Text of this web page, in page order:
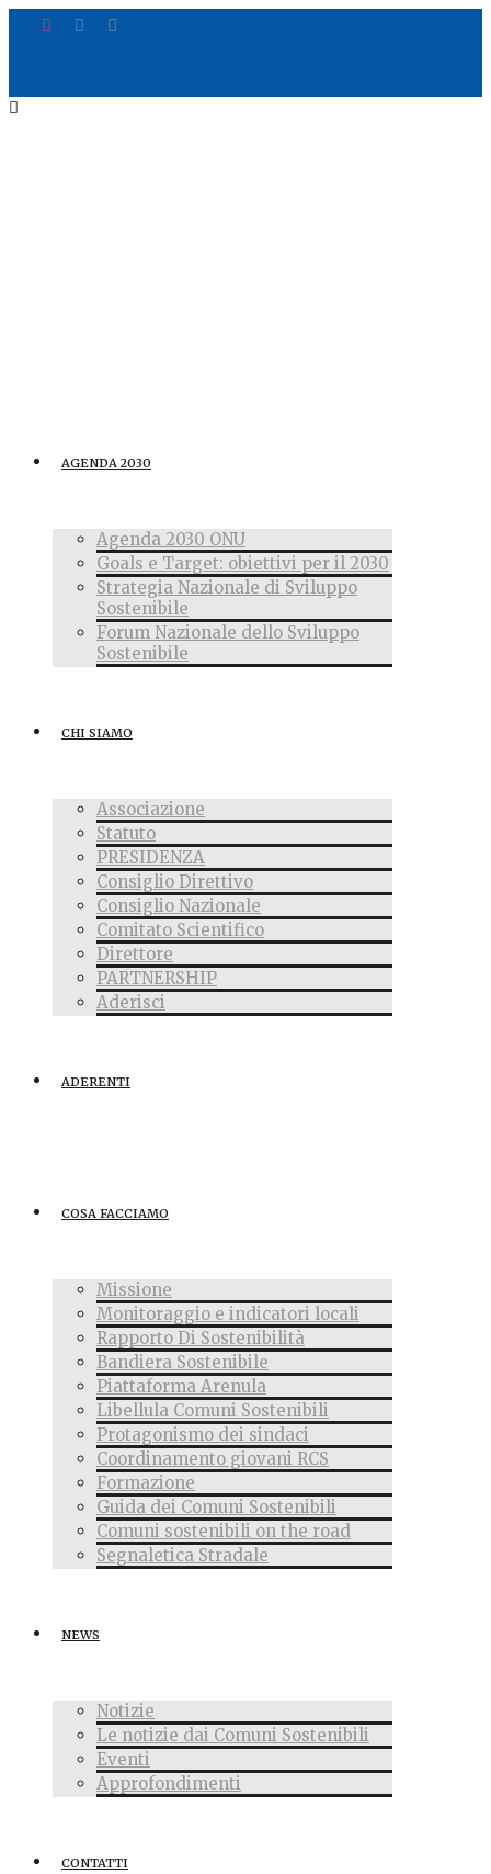
AGENDA 2030
Agenda 2030 ONU
Goals e Target: obiettivi per il 2030
Strategia Nazionale di Sviluppo
Sostenibile
Forum Nazionale dello Sviluppo
Sostenibile
CHI SIAMO
Associazione
Statuto
PRESIDENZA
Consiglio Direttivo
Consiglio Nazionale
Comitato Scientifico
Direttore
PARTNERSHIP
Aderisci
ADERENTI
COSA FACCIAMO
Missione
Monitoraggio e indicatori locali
Rapporto Di Sostenibilità
Bandiera Sostenibile
Piattaforma Arenula
Libellula Comuni Sostenibili
Protagonismo dei sindaci
Coordinamento giovani RCS
Formazione
Guida dei Comuni Sostenibili
Comuni sostenibili on the road
Segnaletica Stradale
NEWS
Notizie
Le notizie dai Comuni Sostenibili
Eventi
Approfondimenti
CONTATTI